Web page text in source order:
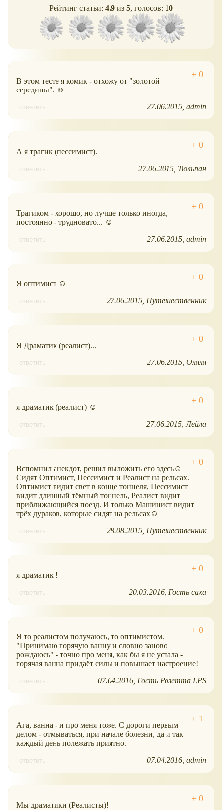
Рейтинг статьи: 4.9 из 5, голосов: 10
В этом тесте я комик - отхожу от "золотой
середины". ☺
ответить 27.06.2015 admin
А я трагик (пессимист).
ответить 27.06.2015 Тюльпан
Трагиком - хорошо, но лучше только иногда,
постоянно - трудновато... ☺
ответить 27.06.2015 admin
Я оптимист ☺
ответить 27.06.2015 Путешественник
Я Драматик (реалист)...
ответить 27.06.2015 Оляля
я драматик (реалист) ☺
ответить 27.06.2015 Лейла
Вспомнил анекдот, решил выложить его здесь☺
Сидят Оптимист, Пессимист и Реалист на рельсах.
Оптимист видит свет в конце тоннеля, Пессимист
видит длинный тёмный тоннель, Реалист видит
приближающийся поезд. И только Машинист видит
трёх дураков, которые сидят на рельсах☺
ответить 28.08.2015 Путешественник
я драматик !
ответить 20.03.2016 Гость саха
Я то реалистом получаюсь, то оптимистом.
"Принимаю горячую ванну и словно заново
рождаюсь" - точно про меня, как бы я не устала -
горячая ванна придаёт силы и повышает настроение!
ответить 07.04.2016 Гость Розетта LPS
Ага, ванна - и про меня тоже. С дороги первым
делом - отмываться, при начале болезни, да и так
каждый день полежать приятно.
ответить 07.04.2016 admin
Мы драматики (Реалисты)!